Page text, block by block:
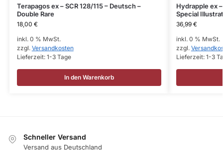
Terapagos ex – SCR 128/115 – Deutsch –
Double Rare
18,00 €
inkl. 0 % MwSt.
zzgl. Versandkosten
Lieferzeit: 1-3 Tage
In den Warenkorb
Hydrapple ex
Special
36,99 €
inkl. 0 % MwSt.
zzgl.
Lieferzeit: 1-3
Schneller Versand
Versand aus Deutschland